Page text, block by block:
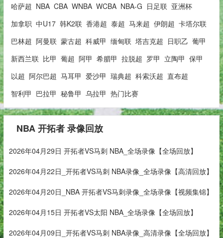
哈萨超 NBA CBA WNBA WCBA NBA-G 日足联 亚洲杯
加拿职 中U17 韩K2联 香港超 泰超 马来超 伊朗超 卡塔尔联
巴林超 阿曼联 蒙古超 科威甲 缅甸联 塔吉克超 日职乙 葡甲
新西兰联 比甲 葡超 阿甲 希腊甲 拉脱超 罗甲 立陶甲 保甲
以超 阿尔巴超 马耳甲 爱沙甲 瑞典超 科索沃超 直布超
智利甲 巴拉甲 秘鲁甲 乌拉甲 热门比赛
NBA 开拓者 录像回放
2026年04月29日 开拓者VS马刺 NBA_全场录像【全场回放】
2026年04月22日_开拓者VS马刺 NBA录像_全场录像【高清回放】
2026年04月20日_NBA 开拓者VS马刺录像_全场录像【视频集锦】
2026年04月15日 开拓者VS太阳 NBA_全场录像【全场回放】
2026年04月09日_开拓者VS马刺 NBA录像_高清录像【全场回放】